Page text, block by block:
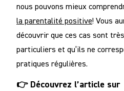
nous pouvons mieux
la parentalité positive! Vous
découvrir que ces cas sont
particuliers et qu’ils ne
pratiques régulières.
👉 Découvrez l’article sur